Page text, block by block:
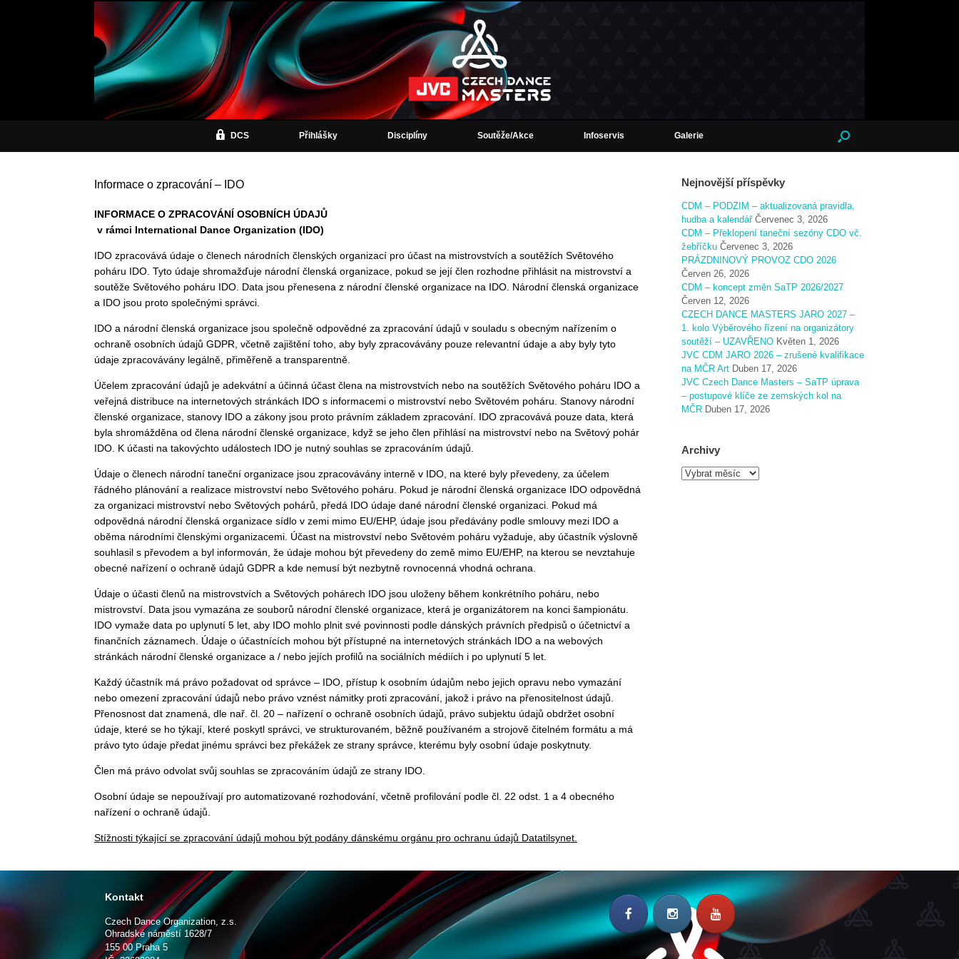
DCS Přihlášky Disciplíny Soutěže/Akce Infoservis Galerie
Informace o zpracování – IDO
INFORMACE O ZPRACOVÁNÍ OSOBNÍCH ÚDAJŮ
v rámci International Dance Organization (IDO)
IDO zpracovává údaje o členech národních členských organizací pro účast na mistrovstvích a soutěžích Světového
poháru IDO. Tyto údaje shromažďuje národní členská organizace, pokud se její člen rozhodne přihlásit na mistrovství a
soutěže Světového poháru IDO. Data jsou přenesena z národní členské organizace na IDO. Národní členská organizace
a IDO jsou proto společnými správci.
IDO a národní členská organizace jsou společně odpovědné za zpracování údajů v souladu s obecným nařízením o
ochraně osobních údajů GDPR, včetně zajištění toho, aby byly zpracovávány pouze relevantní údaje a aby byly tyto
údaje zpracovávány legálně, přiměřeně a transparentně.
Účelem zpracování údajů je adekvátní a účinná účast člena na mistrovstvích nebo na soutěžích Světového poháru IDO a
veřejná distribuce na internetových stránkách IDO s informacemi o mistrovství nebo Světovém poháru. Stanovy národní
členské organizace, stanovy IDO a zákony jsou proto právním základem zpracování. IDO zpracovává pouze data, která
byla shromážděna od člena národní členské organizace, když se jeho člen přihlásí na mistrovství nebo na Světový pohár
IDO. K účasti na takovýchto událostech IDO je nutný souhlas se zpracováním údajů.
Údaje o členech národní taneční organizace jsou zpracovávány interně v IDO, na které byly převedeny, za účelem
řádného plánování a realizace mistrovství nebo Světového poháru. Pokud je národní členská organizace IDO odpovědná
za organizaci mistrovství nebo Světových pohárů, předá IDO údaje dané národní členské organizaci. Pokud má
odpovědná národní členská organizace sídlo v zemi mimo EU/EHP, údaje jsou předávány podle smlouvy mezi IDO a
oběma národními členskými organizacemi. Účast na mistrovství nebo Světovém poháru vyžaduje, aby účastník výslovně
souhlasil s převodem a byl informován, že údaje mohou být převedeny do země mimo EU/EHP, na kterou se nevztahuje
obecné nařízení o ochraně údajů GDPR a kde nemusí být nezbytně rovnocenná vhodná ochrana.
Údaje o účasti členů na mistrovstvích a Světových pohárech IDO jsou uloženy během konkrétního poháru, nebo
mistrovství. Data jsou vymazána ze souborů národní členské organizace, která je organizátorem na konci šampionátu.
IDO vymaže data po uplynutí 5 let, aby IDO mohlo plnit své povinnosti podle dánských právních předpisů o účetnictví a
finančních záznamech. Údaje o účastnících mohou být přístupné na internetových stránkách IDO a na webových
stránkách národní členské organizace a / nebo jejích profilů na sociálních médiích i po uplynutí 5 let.
Každý účastník má právo požadovat od správce – IDO, přístup k osobním údajům nebo jejich opravu nebo vymazání
nebo omezení zpracování údajů nebo právo vznést námitky proti zpracování, jakož i právo na přenositelnost údajů.
Přenosnost dat znamená, dle nař. čl. 20 – nařízení o ochraně osobních údajů, právo subjektu údajů obdržet osobní
údaje, které se ho týkají, které poskytl správci, ve strukturovaném, běžně používaném a strojově čitelném formátu a má
právo tyto údaje předat jinému správci bez překážek ze strany správce, kterému byly osobní údaje poskytnuty.
Člen má právo odvolat svůj souhlas se zpracováním údajů ze strany IDO.
Osobní údaje se nepoužívají pro automatizované rozhodování, včetně profilování podle čl. 22 odst. 1 a 4 obecného
nařízení o ochraně údajů.
Stížnosti týkající se zpracování údajů mohou být podány dánskému orgánu pro ochranu údajů Datatilsynet.
Nejnovější příspěvky
CDM – PODZIM – aktualizovaná pravidla,
hudba a kalendář Červenec 3, 2026
CDM – Překlopení taneční sezóny CDO vč.
žebříčku Červenec 3, 2026
PRÁZDNINOVÝ PROVOZ CDO 2026
Červen 26, 2026
CDM – koncept změn SaTP 2026/2027
Červen 12, 2026
CZECH DANCE MASTERS JARO 2027 –
1. kolo Výběrového řízení na organizátory
soutěží – UZAVŘENO Květen 1, 2026
JVC CDM JARO 2026 – zrušené kvalifikace
na MČR Art Duben 17, 2026
JVC Czech Dance Masters – SaTP úprava
– postupové klíče ze zemských kol na
MČR Duben 17, 2026
Archivy
A
Kontakt
Czech Dance Organization, z.s.
Ohradské náměstí 1628/7
155 00 Praha 5